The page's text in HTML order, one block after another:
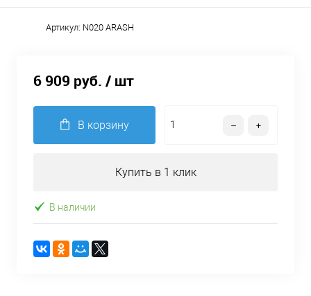
Артикул: N020 ARASH
6 909 руб. / шт
В корзину
Купить в 1 клик
В наличии